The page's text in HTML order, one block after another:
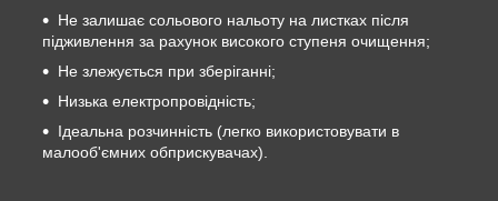
Не залишає сольового нальоту на листках після
підживлення за рахунок високого ступеня очищення;
Не злежується при зберіганні;
Низька електропровідність;
Ідеальна розчинність (легко використовувати в
малооб'ємних обприскувачах).